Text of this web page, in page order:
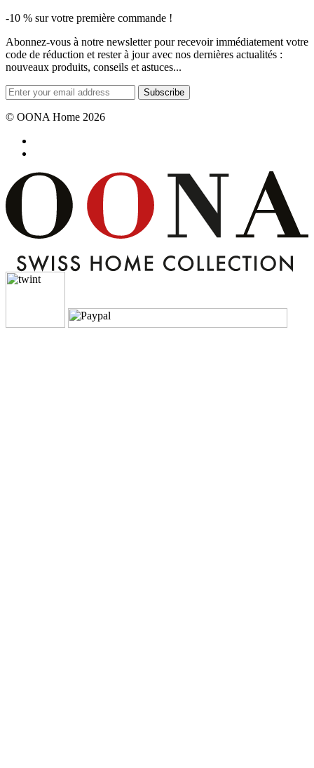
-10 % sur votre première commande !
Abonnez-vous à notre newsletter pour recevoir immédiatement votre
code de réduction et rester à jour avec nos dernières actualités :
nouveaux produits, conseils et astuces...
Subscribe
© OONA Home 2026